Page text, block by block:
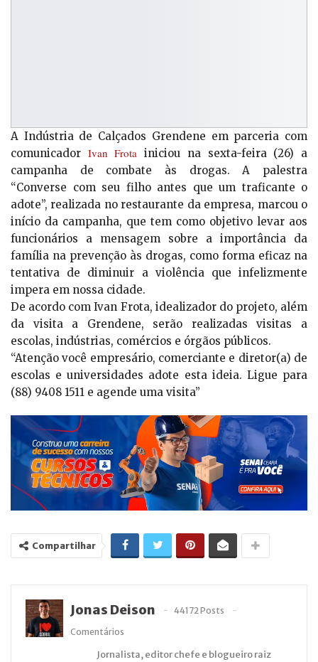
A Indústria de Calçados Grendene em parceria com
comunicador Ivan Frota iniciou na sexta-feira (26) a
campanha de combate às drogas. A palestra
“Converse com seu filho antes que um traficante o
adote”, realizada no restaurante da empresa, marcou o
início da campanha, que tem como objetivo levar aos
funcionários a mensagem sobre a importância da
família na prevenção às drogas, como forma eficaz na
tentativa de diminuir a violência que infelizmente
impera em nossa cidade.
De acordo com Ivan Frota, idealizador do projeto, além
da visita a Grendene, serão realizadas visitas a
escolas, indústrias, comércios e órgãos públicos.
“Atenção você empresário, comerciante e diretor(a) de
escolas e universidades adote esta ideia. Ligue para
(88) 9408 1511 e agende uma visita”
Compartilhar
Jonas Deison
44172 Posts
Comentários
Jornalista, editor chefe e blogueiro raiz